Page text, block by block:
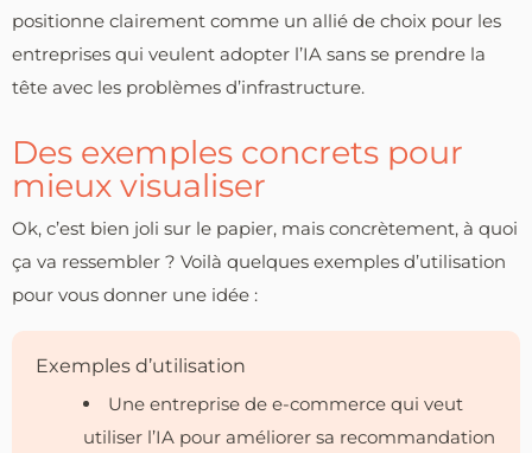
positionne clairement comme un allié de choix pour les
entreprises qui veulent adopter l’IA sans se prendre la
tête avec les problèmes d’infrastructure.
Des exemples concrets pour
mieux visualiser
Ok, c’est bien joli sur le papier, mais concrètement, à quoi
ça va ressembler ? Voilà quelques exemples d’utilisation
pour vous donner une idée :
Exemples d’utilisation
Une entreprise de e-commerce qui veut
utiliser l’IA pour améliorer sa recommandation